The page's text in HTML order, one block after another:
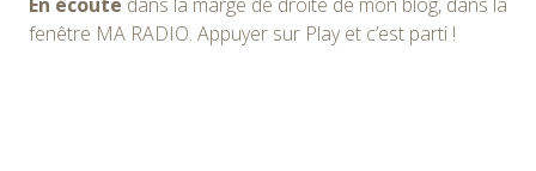
fenêtre MA RADIO. Appuyer sur Play et c’est parti !